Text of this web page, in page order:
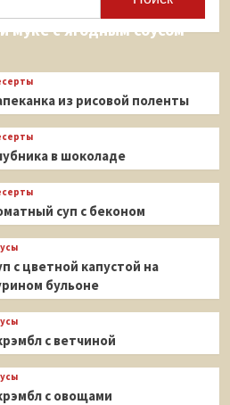
муке с ягодным соусом
из рисовой поленты
в шоколаде
суп с беконом
с цветной капустой на
бульоне
с ветчиной
с овощами